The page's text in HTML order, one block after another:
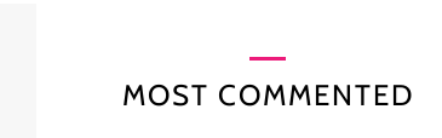
MOST COMMENTED